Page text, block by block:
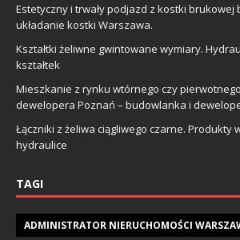
Estetyczny i trwały podjazd z kostki brukowej
układanie kostki Warszawa.
Kształtki żeliwne gwintowane wymiary.
kształtek
Mieszkanie z rynku wtórnego czy
dewelopera Poznań – budowlanka i
Łączniki z żeliwa ciągliwego czarne. Produkty
hydraulice
TAGI
ADMINISTRATOR NIERUCHOMOŚCI